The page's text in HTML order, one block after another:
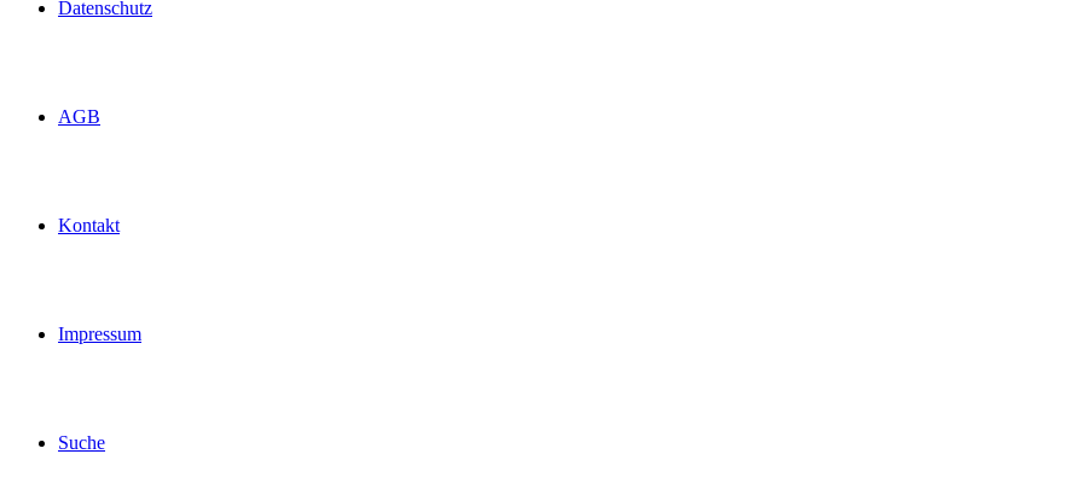
Datenschutz
AGB
Kontakt
Impressum
Suche